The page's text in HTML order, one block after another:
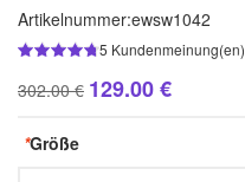
Artikelnummer:ewsw1042
5 Kundenmeinung(en)
302.00 € 129.00 €
*Größe